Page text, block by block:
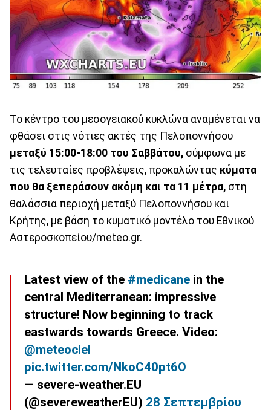
Το κέντρο του μεσογειακού κυκλώνα αναμένεται να
φθάσει στις νότιες ακτές της Πελοποννήσου
μεταξύ 15:00-18:00 του Σαββάτου, σύμφωνα με
τις τελευταίες προβλέψεις, προκαλώντας κύματα
που θα ξεπεράσουν ακόμη και τα 11 μέτρα, στη
θαλάσσια περιοχή μεταξύ Πελοποννήσου και
Κρήτης, με βάση το κυματικό μοντέλο του Εθνικού
Αστεροσκοπείου/meteo.gr.
Latest view of the #medicane in the
central Mediterranean: impressive
structure! Now beginning to track
eastwards towards Greece. Video:
@meteociel
pic.twitter.com/NkoC40pt6O
— severe-weather.EU
(@severeweatherEU) 28 Σεπτεμβρίου